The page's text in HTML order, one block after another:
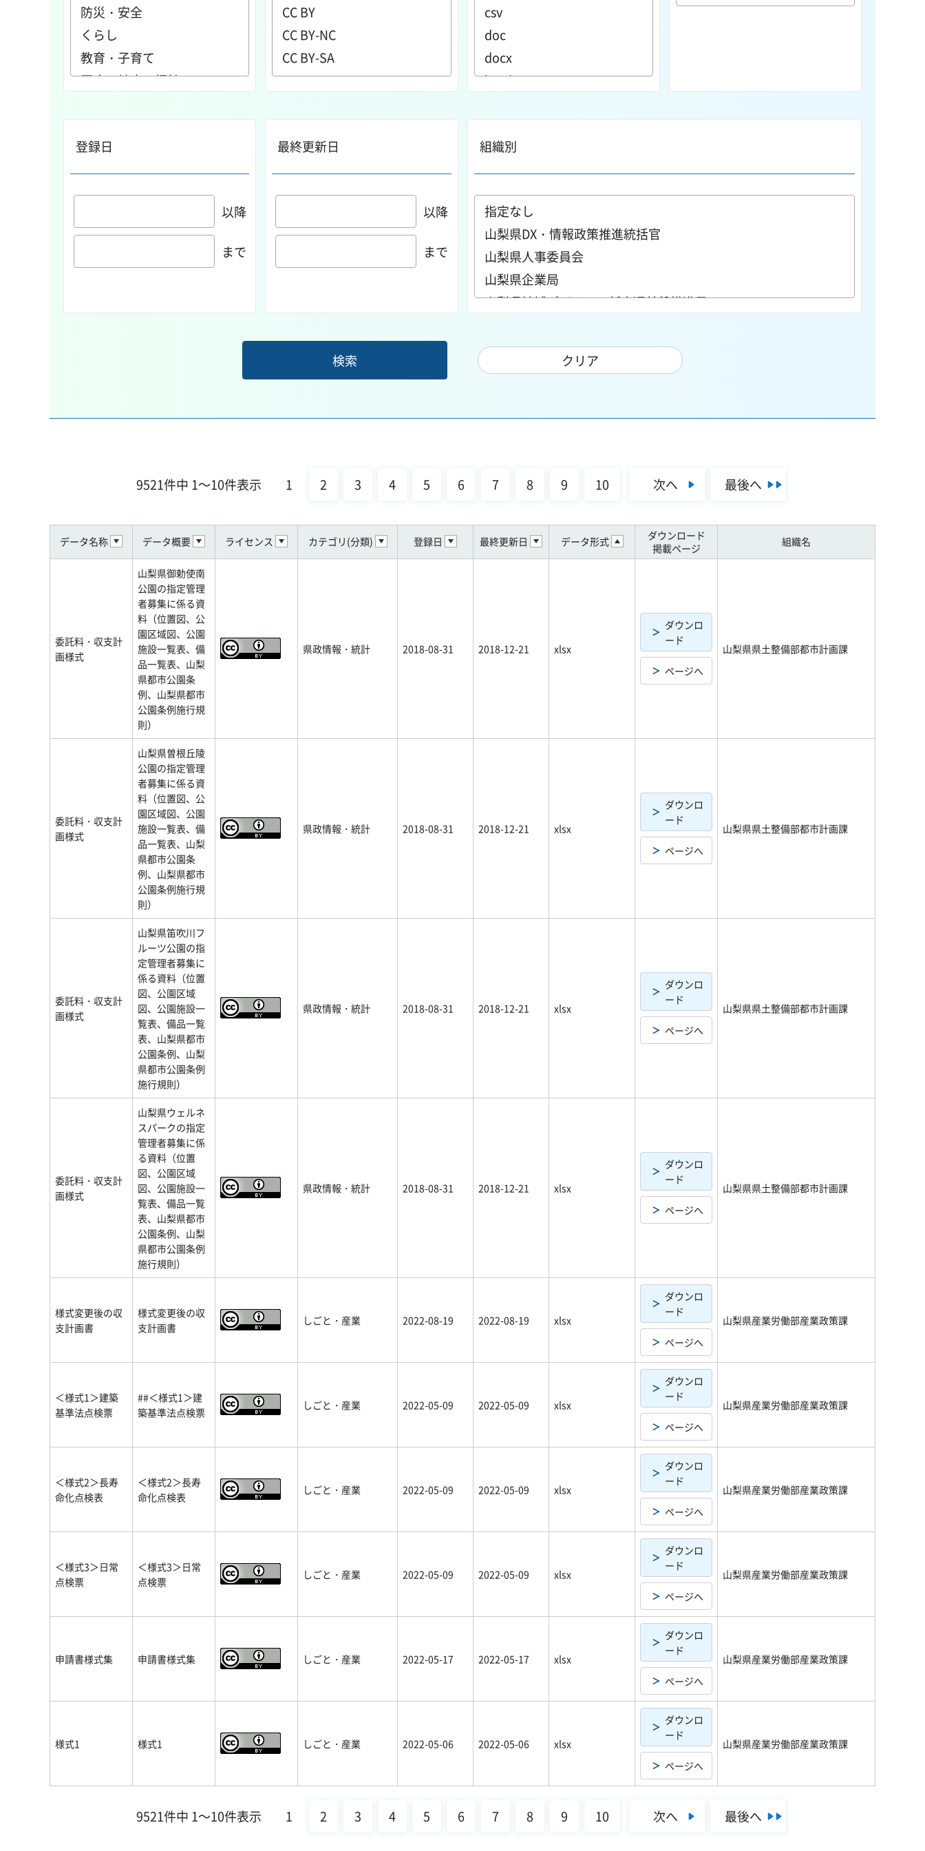
登録日
以降
まで
最終更新日
以降
まで
組織別
9521件中 1～10件表示 1 2 3 4 5 6 7 8 9 10 次へ 最後へ
データ名称 データ概要 ライセンス カテゴリ(分類) 登録日 最終更新日 データ形式
ダウンロード
掲載ページ
組織名
委託料・収支計
画様式
山梨県御勅使南
公園の指定管理
者募集に係る資
料（位置図、公
園区域図、公園
施設一覧表、備
品一覧表、山梨
県都市公園条
例、山梨県都市
公園条例施行規
則）
県政情報・統計 2018-08-31 2018-12-21 xlsx
ダウンロ
ード
ページへ
山梨県県土整備部都市計画課
委託料・収支計
画様式
山梨県曽根丘陵
公園の指定管理
者募集に係る資
料（位置図、公
園区域図、公園
施設一覧表、備
品一覧表、山梨
県都市公園条
例、山梨県都市
公園条例施行規
則）
県政情報・統計 2018-08-31 2018-12-21 xlsx
ダウンロ
ード
ページへ
山梨県県土整備部都市計画課
委託料・収支計
画様式
山梨県笛吹川フ
ルーツ公園の指
定管理者募集に
係る資料（位置
図、公園区域
図、公園施設一
覧表、備品一覧
表、山梨県都市
公園条例、山梨
県都市公園条例
施行規則）
県政情報・統計 2018-08-31 2018-12-21 xlsx
ダウンロ
ード
ページへ
山梨県県土整備部都市計画課
委託料・収支計
画様式
山梨県ウェルネ
スパークの指定
管理者募集に係
る資料（位置
図、公園区域
図、公園施設一
覧表、備品一覧
表、山梨県都市
公園条例、山梨
県都市公園条例
施行規則）
県政情報・統計 2018-08-31 2018-12-21 xlsx
ダウンロ
ード
ページへ
山梨県県土整備部都市計画課
様式変更後の収
支計画書
様式変更後の収
支計画書
しごと・産業 2022-08-19 2022-08-19 xlsx
ダウンロ
ード
ページへ
山梨県産業労働部産業政策課
＜様式1＞建築
基準法点検票
##＜様式1＞建
築基準法点検票
しごと・産業 2022-05-09 2022-05-09 xlsx
ダウンロ
ード
ページへ
山梨県産業労働部産業政策課
＜様式2＞長寿
命化点検表
＜様式2＞長寿
命化点検表
しごと・産業 2022-05-09 2022-05-09 xlsx
ダウンロ
ード
ページへ
山梨県産業労働部産業政策課
＜様式3＞日常
点検票
＜様式3＞日常
点検票
しごと・産業 2022-05-09 2022-05-09 xlsx
ダウンロ
ード
ページへ
山梨県産業労働部産業政策課
申請書様式集 申請書様式集 しごと・産業 2022-05-17 2022-05-17 xlsx
ダウンロ
ード
ページへ
山梨県産業労働部産業政策課
様式1 様式1 しごと・産業 2022-05-06 2022-05-06 xlsx
ダウンロ
ード
ページへ
山梨県産業労働部産業政策課
9521件中 1～10件表示 1 2 3 4 5 6 7 8 9 10 次へ 最後へ